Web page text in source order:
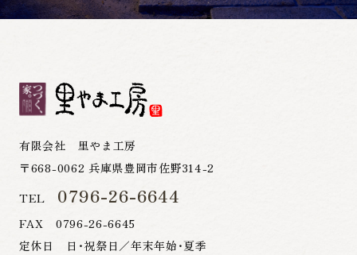
有限会社 里やま工房
〒668-0062 兵庫県豊岡市佐野314-2
TEL 0796-26-6644
FAX 0796-26-6645
定休日 日・祝祭日／年末年始・夏季